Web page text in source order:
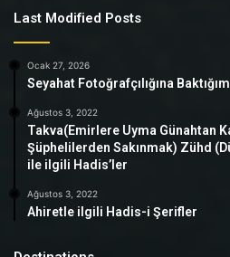
Last Modified Posts
Ocak 27, 2026
Seyahat Fotoğrafçılığına
Ağustos 3, 2022
Takva(Emirlere Uyma Günahtan
Şüphelilerden Sakınmak) Zühd
ile ilgili Hadis’ler
Ağustos 3, 2022
Ahiretle ilgili Hadis-i Şerifler